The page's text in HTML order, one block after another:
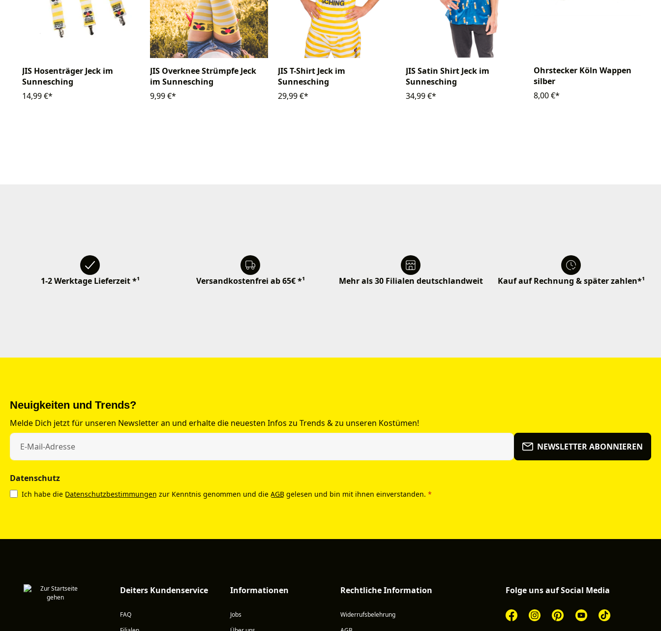
JIS Hosenträger Jeck im
Sunnesching
14,99 €*
JIS Overknee Strümpfe Jeck
im Sunnesching
9,99 €*
JIS T-Shirt Jeck im
Sunnesching
29,99 €*
JIS Satin Shirt Jeck im
Sunnesching
34,99 €*
Ohrstecker Köln Wappen
silber
8,00 €*
1-2 Werktage Lieferzeit *¹ Versandkostenfrei ab 65€ *¹ Mehr als 30 Filialen deutschlandweit Kauf auf Rechnung & später zahlen*¹
Neuigkeiten und Trends?
Melde Dich jetzt für unseren Newsletter an und erhalte die neuesten Infos zu Trends & zu unseren Kostümen!
NEWSLETTER ABONNIEREN
Datenschutz
Ich habe die Datenschutzbestimmungen zur Kenntnis genommen und die AGB gelesen und bin mit ihnen einverstanden. *
Deiters Kundenservice
FAQ
Informationen
Jobs
Rechtliche Information
Widerrufsbelehrung
Folge uns auf Social Media